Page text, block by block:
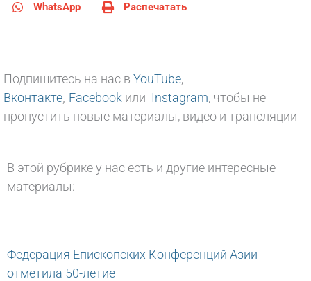
WhatsApp Распечатать
Подпишитесь на нас в YouTube,
Вконтакте, Facebook или Instagram, чтобы не
пропустить новые материалы, видео и трансляции
В этой рубрике у нас есть и другие интересные
материалы:
Федерация Епископских Конференций Азии
отметила 50-летие